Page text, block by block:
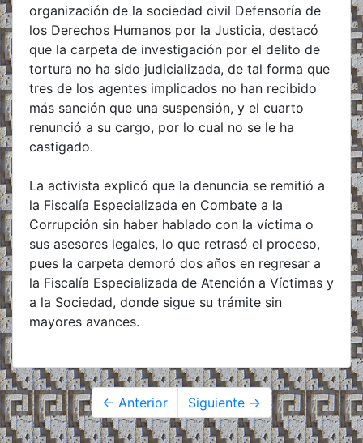
organización de la sociedad civil Defensoría de
los Derechos Humanos por la Justicia, destacó
que la carpeta de investigación por el delito de
tortura no ha sido judicializada, de tal forma que
tres de los agentes implicados no han recibido
más sanción que una suspensión, y el cuarto
renunció a su cargo, por lo cual no se le ha
castigado.
La activista explicó que la denuncia se remitió a
la Fiscalía Especializada en Combate a la
Corrupción sin haber hablado con la víctima o
sus asesores legales, lo que retrasó el proceso,
pues la carpeta demoró dos años en regresar a
la Fiscalía Especializada de Atención a Víctimas y
a la Sociedad, donde sigue su trámite sin
mayores avances.
← Anterior Siguiente →